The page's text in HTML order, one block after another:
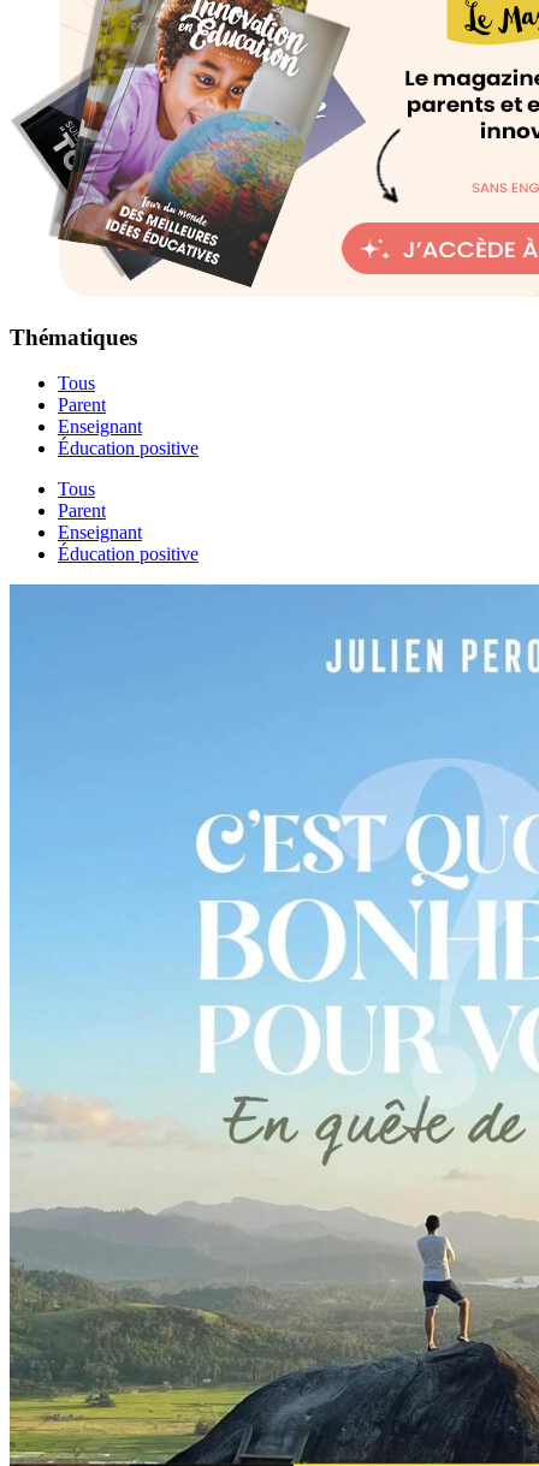
Thématiques
Tous
Parent
Enseignant
Éducation positive
Tous
Parent
Enseignant
Éducation positive